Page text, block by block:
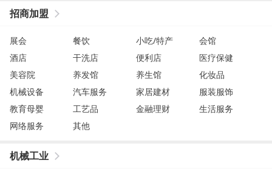
招商加盟
展会 餐饮 小吃/特产
会馆
酒店
干洗店 便利店
医疗保健
美容院
养发馆 养生馆
化妆品
机械设备
汽车服务 家居建材
服装服饰
教育母婴
工艺品 金融理财
生活服务
网络服务
其他
机械工业